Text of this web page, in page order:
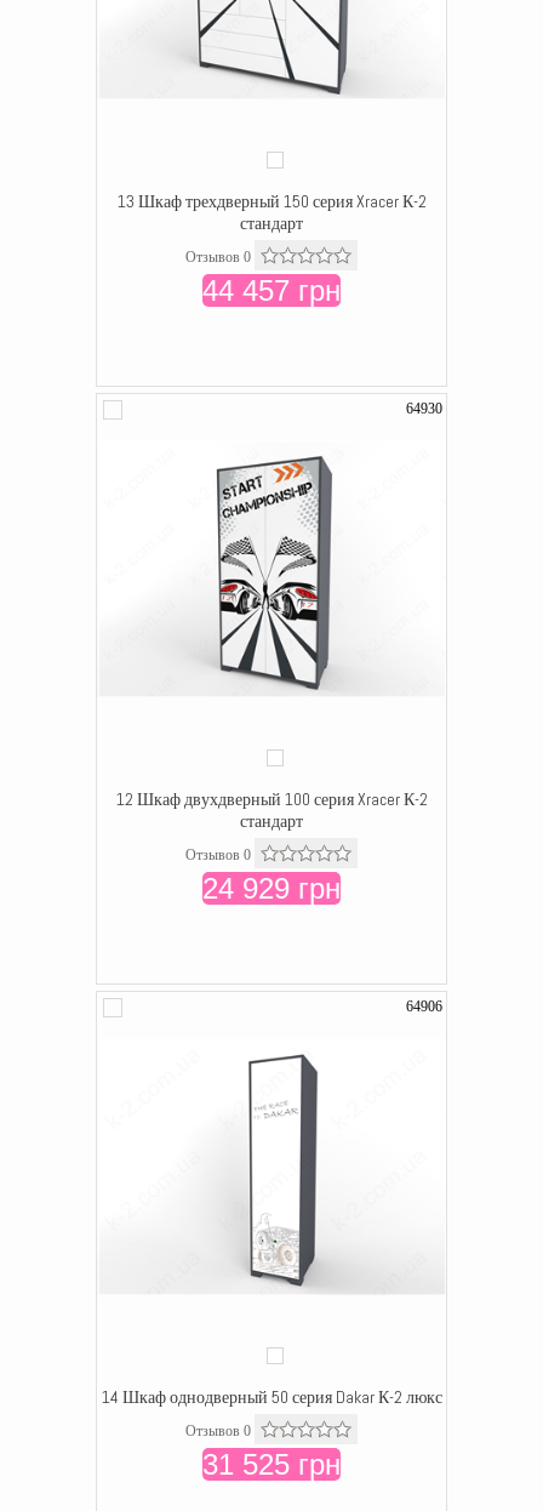
13 Шкаф трехдверный 150 серия Xracer К-2
стандарт
Отзывов 0
44 457 грн
64930
12 Шкаф двухдверный 100 серия Xracer К-2
стандарт
Отзывов 0
24 929 грн
64906
14 Шкаф однодверный 50 серия Dakar К-2 люкс
Отзывов 0
31 525 грн